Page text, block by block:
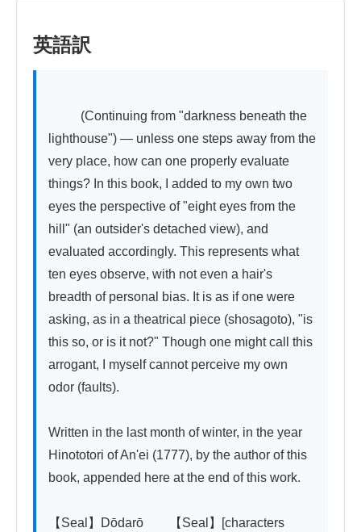
英語訳
lighthouse") — unless one steps away from the
very place, how can one properly evaluate
things? In this book, I added to my own two
eyes the perspective of "eight eyes from the
hill" (an outsider's detached view), and
evaluated accordingly. This represents what
ten eyes observe, with not even a hair's
breadth of personal bias. It is as if one were
asking, as in a theatrical piece (shosagoto), "is
this so, or is it not?" Though one might call this
arrogant, I myself cannot perceive my own
odor (faults).
Written in the last month of winter, in the year
Hinototori of An'ei (1777), by the author of this
book, appended here at the end of this work.
【Seal】Dōdarō　　【Seal】[characters